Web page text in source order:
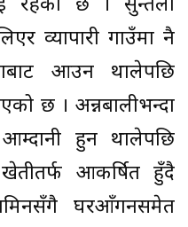
रहेको छ । सुन्तला
व्यापारी गाउँमा नै
आउन थालेपछि
छ । अन्नबालीभन्दा
हुन थालेपछि
आकर्षित हुँदै
घरआँगनसमेत